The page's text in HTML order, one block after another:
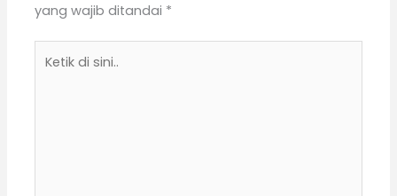
yang wajib ditandai *
di